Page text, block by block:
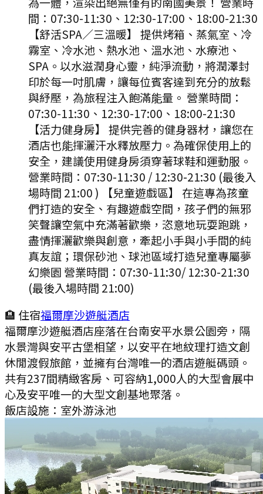
間：07:30-11:30、12:30-17:00、18:00-21:30
【舒活SPA／三溫暖】 提供烤箱、蒸氣室、冷
霧室、冷水池、熱水池、溫水池、水療池、
SPA。以水滋潤身心靈，純淨流動，將潤澤封
印於每一吋肌膚，讓每位賓客達到充分的放鬆
與紓壓，為旅程注入飽滿能量。 營業時間：
07:30-11:30、12:30-17:00、18:00-21:30
【活力健身房】 提供完善的健身器材，讓您在
酒店也能揮灑汗水釋放壓力。為確保使用上的
安全，建議使用健身房須穿著球鞋和運動服。
營業時間：07:30-11:30 / 12:30-21:30 (最後入
場時間 21:00 ) 【兒童遊戲區】 在這專為孩童
們打造的安全、有趣遊戲空間，孩子們的無邪
笑聲讓空氣中充滿著歡樂，恣意地玩耍跑跳，
盡情揮灑歡樂與創意，牽起小手與小手間的純
真友誼；環保砂池、球池區域打造兒童專屬夢
幻樂園 營業時間：07:30-11:30/ 12:30-21:30
(最後入場時間 21:00)
🏨 住宿福爾摩沙遊艇酒店
福爾摩沙遊艇酒店座落在台南安平水景公園旁，隔
水景灣與安平古堡相望，以安平在地紋理打造文創
休閒渡假旅館，並擁有台灣唯一的酒店遊艇碼頭。
共有237間精緻客房、可容納1,000人的大型會展中
心及安平唯一的大型文創基地聚落。
飯店設施： 室外游泳池